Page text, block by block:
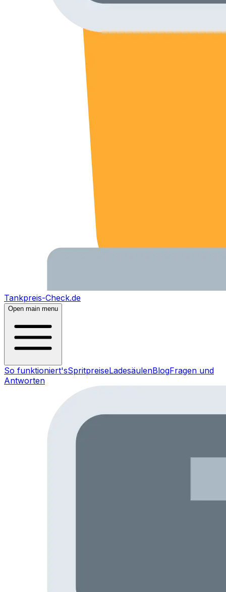
Tankpreis-Check.de
Open main menu
So funktioniert'sSpritpreiseLadesäulenBlogFragen und
Antworten